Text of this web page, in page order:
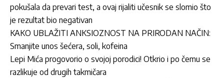
pokušala da prevari test, a ovaj rijaliti učesnik se slomio što
je rezultat bio negativan
KAKO UBLAŽITI ANKSIOZNOST NA PRIRODAN NAČIN:
Smanjite unos šećera, soli, kofeina
Lepi Mića progovorio o svojoj porodici! Otkrio i po čemu se
razlikuje od drugih takmičara